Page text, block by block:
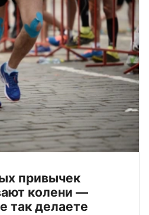
привычек
колени —
так делаете